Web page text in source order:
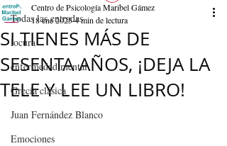
Todas las entradas
locura
enfermedad mental
Grecia clásica
Juan Fernández Blanco
Emociones
SI TIENES MÁS DE
SESENTA AÑOS, ¡DEJA LA
TELE Y LEE UN LIBRO!
Centro de Psicología Maribel Gámez
18 ene 20254 min de lectura